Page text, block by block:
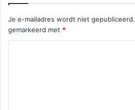
Je e-mailadres wordt niet gepubliceerd.
gemarkeerd met *